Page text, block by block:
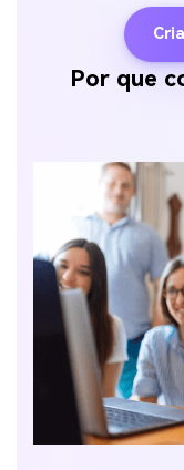
Por que